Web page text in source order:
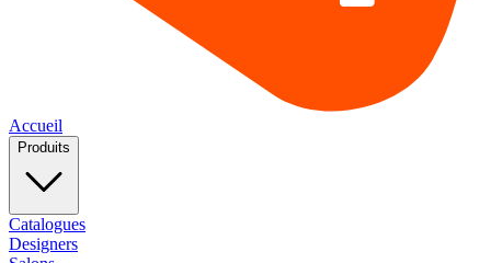
Accueil
Produits
Catalogues
Designers